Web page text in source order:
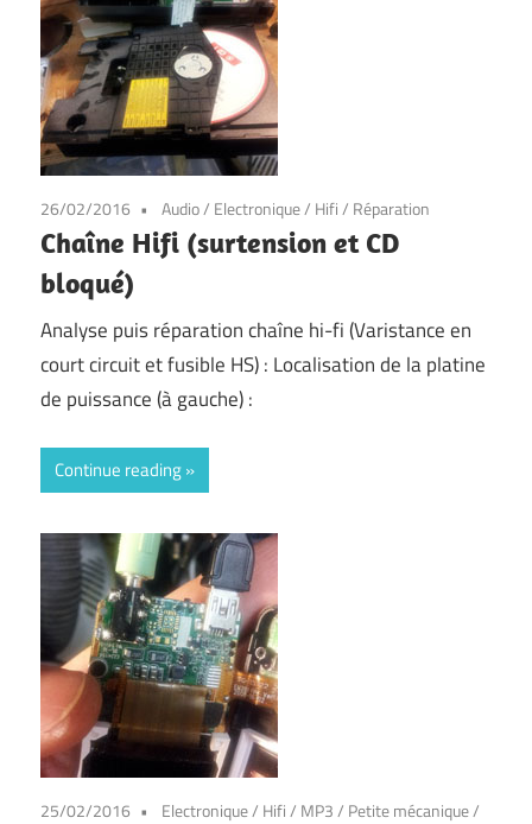
26/02/2016 Audio/ Electronique/ Hifi/ Réparation
Chaîne Hifi (surtension et CD
bloqué)
Analyse puis réparation chaîne hi-fi (Varistance en
court circuit et fusible HS) : Localisation de la platine
de puissance (à gauche) :
Continue reading
25/02/2016 Electronique/ Hifi/ MP3/ Petite mécanique/